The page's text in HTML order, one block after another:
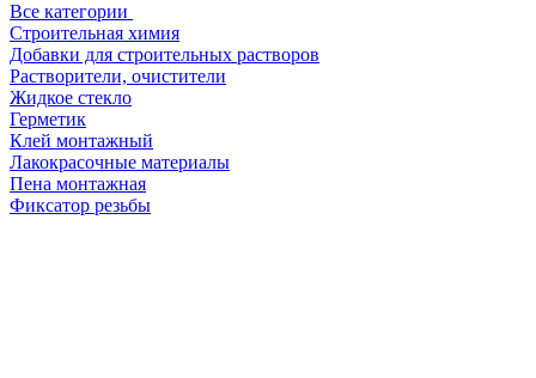
Все категории
Строительная химия
Добавки для строительных растворов
Растворители, очистители
Жидкое стекло
Герметик
Клей монтажный
Лакокрасочные материалы
Пена монтажная
Фиксатор резьбы